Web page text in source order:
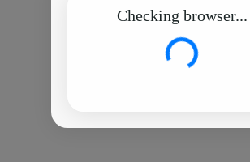
Checking browser...